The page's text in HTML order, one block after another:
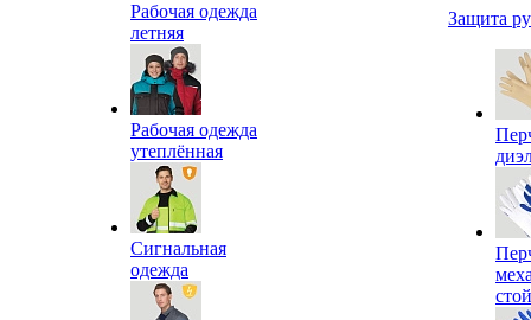
Рабочая одежда
летняя
Рабочая одежда
утеплённая
Сигнальная
одежда
Защита